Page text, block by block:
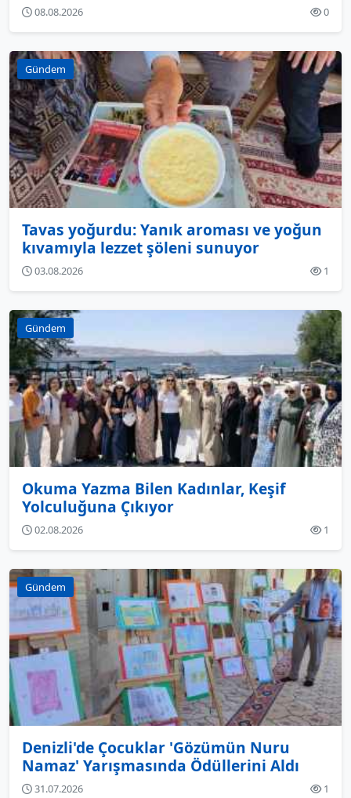
08.08.2026 0
Gündem
Tavas yoğurdu: Yanık aroması ve yoğun
kıvamıyla lezzet şöleni sunuyor
03.08.2026 1
Gündem
Okuma Yazma Bilen Kadınlar, Keşif
Yolculuğuna Çıkıyor
02.08.2026 1
Gündem
Denizli'de Çocuklar 'Gözümün Nuru
Namaz' Yarışmasında Ödüllerini Aldı
31.07.2026 1